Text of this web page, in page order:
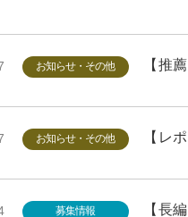
お知らせ・その他 【推
お知らせ・その他 【レ
募集情報
【長